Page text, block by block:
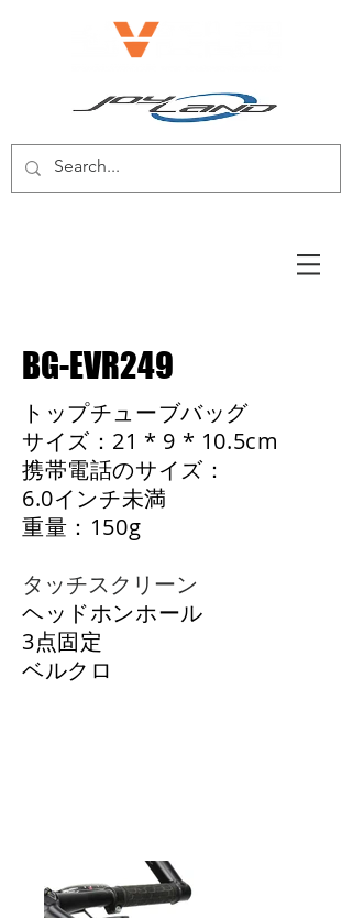
BG-EVR249
トップチューブバッグ
サイズ：21 * 9 * 10.5cm
携帯電話のサイズ：
6.0インチ未満
重量：150g
タッチスクリーン
ヘッドホンホール
3点固定
ベルクロ